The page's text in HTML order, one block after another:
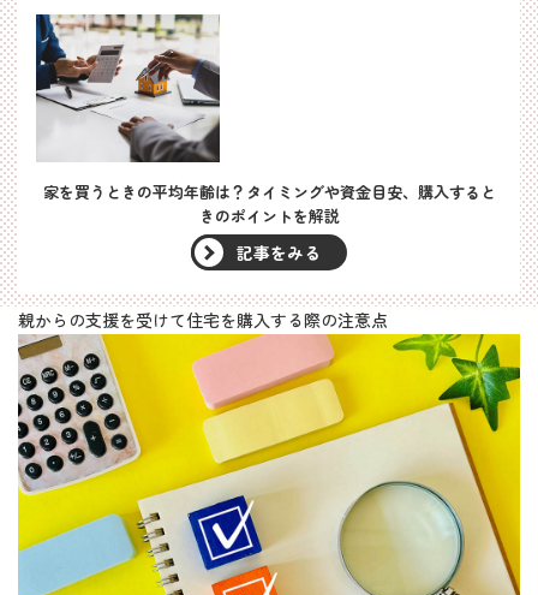
家を買うときの平均年齢は？タイミングや資金目安、購入すると
きのポイントを解説
記事をみる
親からの支援を受けて住宅を購入する際の注意点